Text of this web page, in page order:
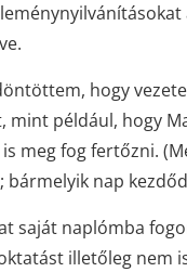
hogy
mint például, hogy
meg fog fertőzni.
nap
saját naplómba
illetőleg nem